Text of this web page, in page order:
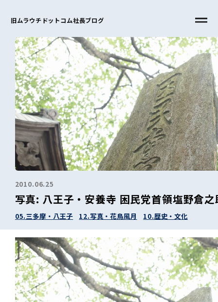
旧ムラウチドットコム社長ブログ
2010.06.25
写真: 八王子・安養寺 困民党首領塩野倉
05.三多摩・八王子 12.写真・花鳥風月 10.歴史・文化